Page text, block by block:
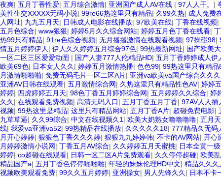
夜爽| 五月丁香性爱| 五月综合激情| 亚洲国产成人AV在线 | 97人人干。 |
美性生交XXXXX无码小说| 99re66热这里只有精品| 久99久热| 成人免费
人网址| 九九五月天| 日韩成人电影在线播放| 97欧美在线| 丁香在线视频|
五月色综合| www狠狠| 婷婷5月久久综合网站| 婷婷五月色丁香在线看|
热99只有精品| 91re色综合视频| 无月播播激情在线观看视频| 97操碰98|
情五月婷婷伊人 | 伊人久久婷婷五月综合97色| 99热最新网址| 国产欧美
一区二区三区爱爱动图 | 国产人妻777人伦精品HD| 五月丁香婷婷成人伊
欧美69色| 日本女人久久 | 婷婷五月激情热播| 色色99| 99热这里只有精品
月激情啪啪啪| 免费无码毛片一区二区A片| 亚洲va欧美va国产综合久久久
亚洲AV日韩在线观看| 五月激情综合网| 久热这里只有精品性色AV| 婷婷
婷婷| 四虎婷婷五月天| 98色丁香五月婷婷综合网| 五月婷婷久久综合| 婷
久久 | 在线观看免费视频| 高清无码入口| 五月丁香五月丁香| 97AV人人插
视频| 99热这里是精品| 这里只有精品网站| 五月丁香A片| 超碰免费电影|
九草草逼| 久久99综合| 中文在线视频久1 | 欧美大奶熟女噜噜噜噜| 五月
线| 我爱va亚洲va52| 99热精品在线播放| 久久久久久18| 777精品久无码
月开心婷婷| 狠狠色丁香久久久婷| 狠狠九九婷婷韩| 不卡的AV网站| 开心
月婷婷激情小说网| 丁香五月AV综合| 久久婷婷五月天蜜桃| 日本全黄一
婷婷| co超碰在线观看| 日韩一区二区A片免费观看| 久久停停超碰| 欧美
精品国产a| 五月丁香色停停啪啪啪| 年轻的妺妺伦理HD中文| 精品久久久
视频欧美观看免费| 99久久五月婷婷| 亚洲操女| 男人先锋久久 | 日本不卡